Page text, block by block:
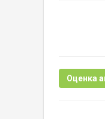
Оценка